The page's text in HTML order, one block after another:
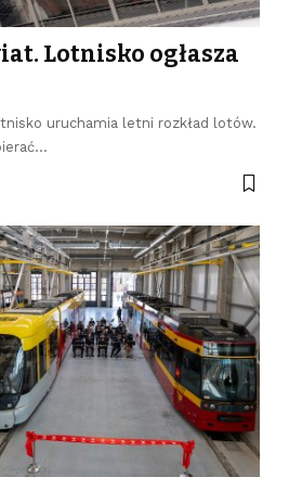
Lotnisko ogłasza
uruchamia letni rozkład lotów.